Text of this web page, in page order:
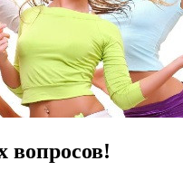
вопросов!